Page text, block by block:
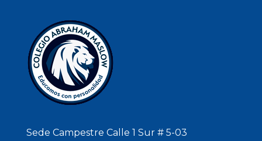
Sede Campestre Calle 1 Sur # 5-03